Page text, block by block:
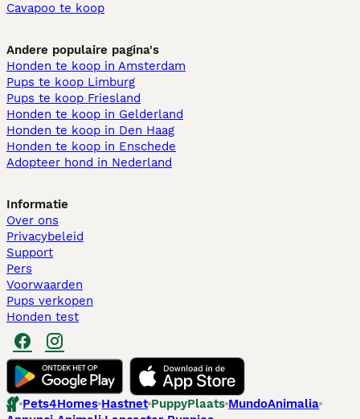
Cavapoo te koop
Andere populaire pagina's
Honden te koop in Amsterdam
Pups te koop Limburg​
Pups te koop Friesland​
Honden te koop in Gelderland
Honden te koop in Den Haag
Honden te koop in Enschede
Adopteer hond in Nederland
Informatie
Over ons
Privacybeleid
Support
Pers
Voorwaarden
Pups verkopen
Honden test
Pets4Homes Hastnet PuppyPlaats MundoAnimalia